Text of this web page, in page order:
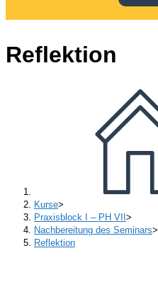
Reflektion
Kurse>
Praxisblock I – PH VII >
Nachbereitung des Seminars>
Reflektion